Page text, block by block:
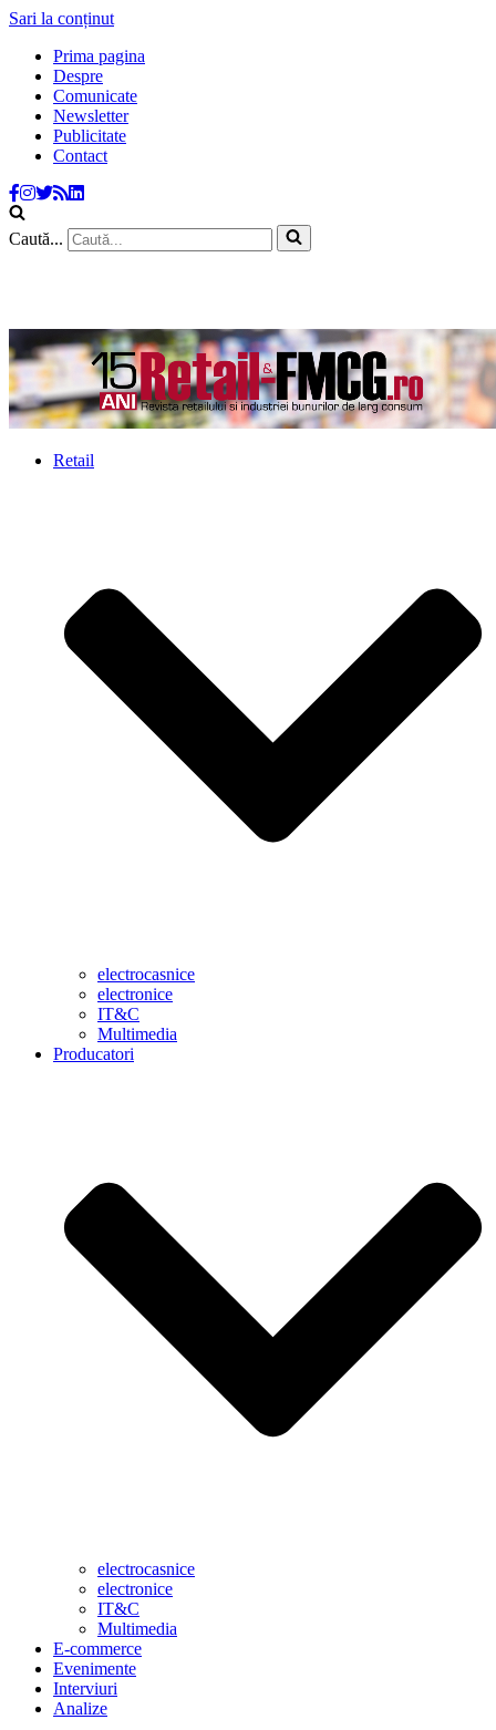
Sari la conținut
Prima pagina
Despre
Comunicate
Newsletter
Publicitate
Contact
Caută...
Retail
electrocasnice
electronice
IT&C
Multimedia
Producatori
electrocasnice
electronice
IT&C
Multimedia
E-commerce
Evenimente
Interviuri
Analize